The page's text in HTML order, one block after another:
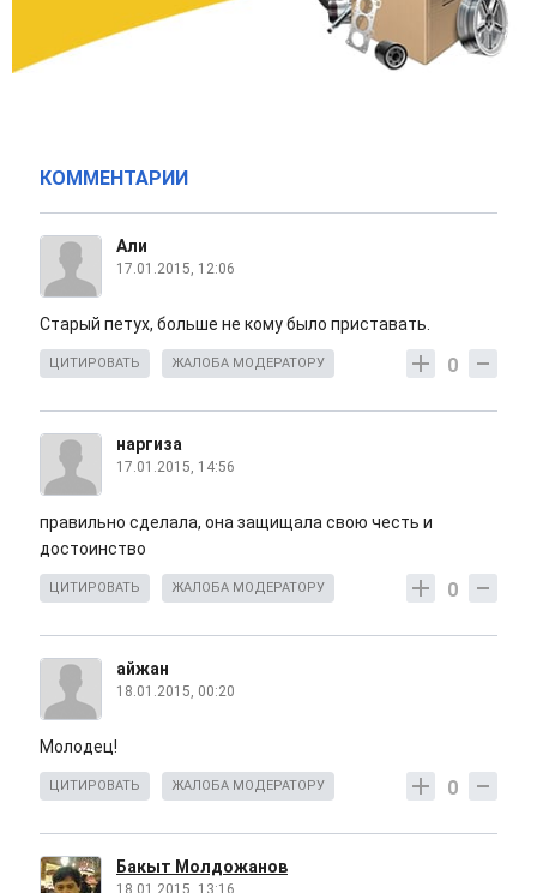
КОММЕНТАРИИ
Али
17.01.2015, 12:06
Старый петух, больше не кому было приставать.
0
ЦИТИРОВАТЬ ЖАЛОБА МОДЕРАТОРУ
наргиза
17.01.2015, 14:56
правильно сделала, она защищала свою честь и
достоинство
0
ЦИТИРОВАТЬ ЖАЛОБА МОДЕРАТОРУ
айжан
18.01.2015, 00:20
Молодец!
0
ЦИТИРОВАТЬ ЖАЛОБА МОДЕРАТОРУ
Бакыт Молдожанов